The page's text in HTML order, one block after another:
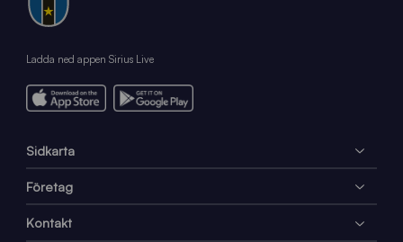
Ladda ned appen Sirius Live
Sidkarta
Företag
Kontakt